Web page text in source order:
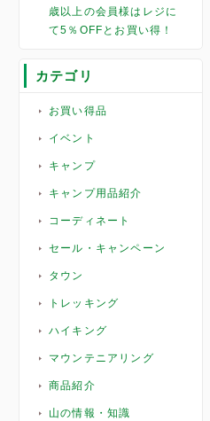
歳以上の会員様はレジに
て5％OFFとお買い得！
カテゴリ
お買い得品
イベント
キャンプ
キャンプ用品紹介
コーディネート
セール・キャンペーン
タウン
トレッキング
ハイキング
マウンテニアリング
商品紹介
山の情報・知識